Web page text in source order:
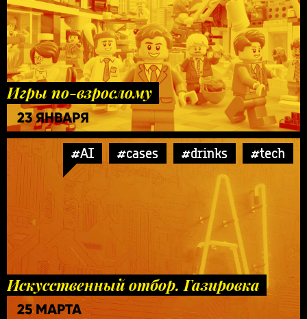
Игры по-взрослому
23 ЯНВАРЯ
#AI #cases #drinks #tech
Искусственный отбор. Газировка
25 МАРТА